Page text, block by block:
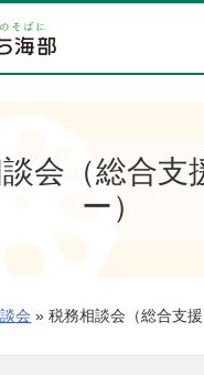
会（総合支
ー）
会 » 税務相談会（総合支援